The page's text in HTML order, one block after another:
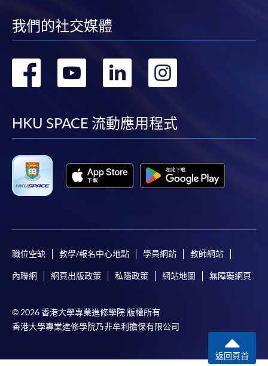
我們的社交媒體
轉
facebook
轉
youtube
轉
linkedin
轉
HKU SPACE 流動應用程式
職位空缺 教學/報名中心地點 學員網站 教師網站
內聯網 網頁出版政策 私隱政策 網站地圖 無障礙網頁
© 2026 香港大學專業進修學院 版權所有
香港大學專業進修學院乃非牟利擔保有限公司
返回頁首